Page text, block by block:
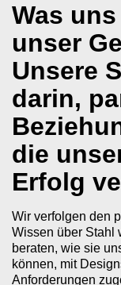
Was
unser
Unsere
darin,
die
Erfolg
Wir verfolgen den
Wissen über Stahl
beraten, wie sie
können, mit
Anforderungen